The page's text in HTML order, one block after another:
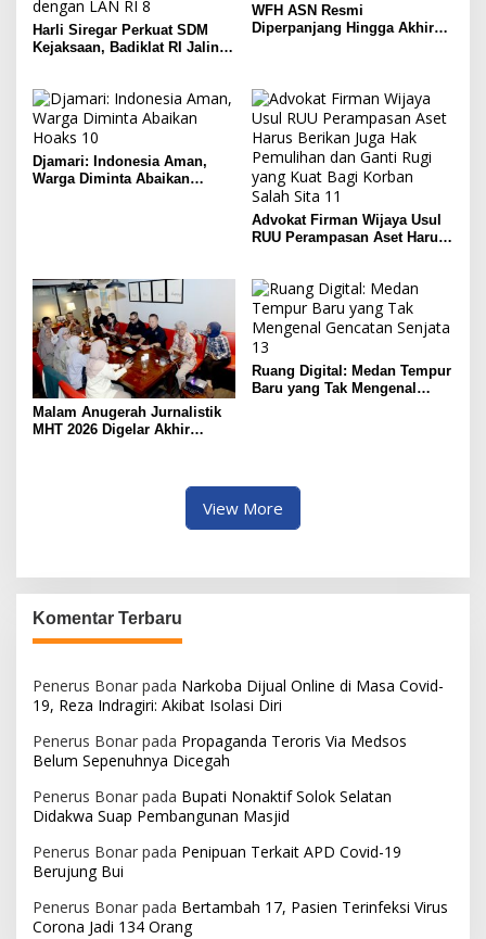
Harli Siregar Perkuat SDM
Kejaksaan, Badiklat RI Jalin
WFH ASN Resmi
Diperpanjang Hingga Akhir
Djamari: Indonesia Aman,
Warga Diminta Abaikan
Advokat Firman Wijaya Usul
RUU Perampasan Aset Harus
Bagi Korban Salah Sita
Malam Anugerah Jurnalistik
MHT 2026 Digelar Akhir
Ruang Digital: Medan Tempur
Baru yang Tak Mengenal
View More
Komentar Terbaru
Penerus Bonar pada Narkoba Dijual Online di Masa Covid-
19, Reza Indragiri: Akibat Isolasi Diri
Penerus Bonar pada Propaganda Teroris Via Medsos
Belum Sepenuhnya Dicegah
Penerus Bonar pada Bupati Nonaktif Solok Selatan
Didakwa Suap Pembangunan Masjid
Penerus Bonar pada Penipuan Terkait APD Covid-19
Berujung Bui
Penerus Bonar pada Bertambah 17, Pasien Terinfeksi Virus
Corona Jadi 134 Orang